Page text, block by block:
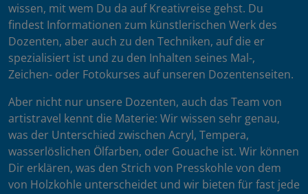
wissen, mit wem Du da auf Kreativreise gehst. Du
findest Informationen zum künstlerischen Werk des
Dozenten, aber auch zu den Techniken, auf die er
spezialisiert ist und zu den Inhalten seines Mal-,
Zeichen- oder Fotokurses auf unseren Dozentenseiten.
Aber nicht nur unsere Dozenten, auch das Team von
artistravel kennt die Materie: Wir wissen sehr genau,
was der Unterschied zwischen Acryl, Tempera,
wasserlöslichen Ölfarben, oder Gouache ist. Wir können
Dir erklären, was den Strich von Presskohle von dem
von Holzkohle unterscheidet und wir bieten für fast jede